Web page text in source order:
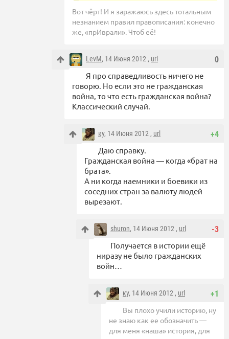
Вот чёрт! И я заражаюсь здесь тотальным
незнанием правил правописания: конечно
же, «прИврали». Чтоб её!
0
LevM, 14 Июня 2012 , url
Я про справедливость ничего не
говорю. Но если это не гражданская
война, то что есть гражданская война?
Классический случай.
+4
ку, 14 Июня 2012 , url
Даю справку.
Гражданская война — когда «брат на
брата».
А ни когда наемники и боевики из
соседних стран за валюту людей
вырезают.
-3
shuron, 14 Июня 2012 , url
Получается в истории ещё
ниразу не было гражданских
войн…
+1
ку, 14 Июня 2012 , url
Вы плохо учили историю, ну
не знаю как ее обозначить —
для меня «наша» история, для